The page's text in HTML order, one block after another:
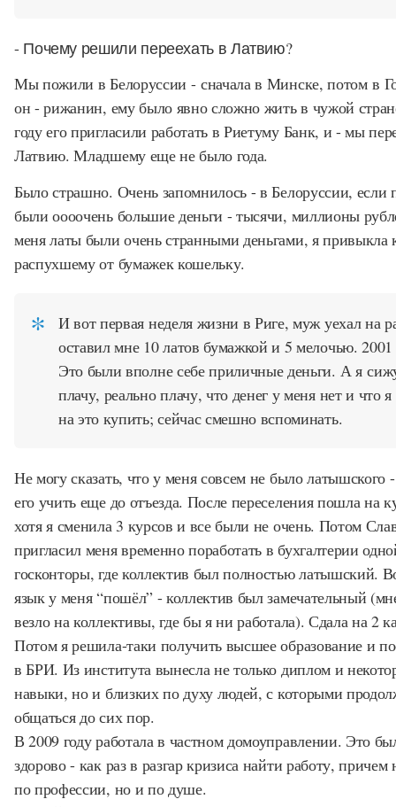
- Почему решили переехать в Латвию?
Мы пожили в Белоруссии - сначала в Минске, потом в
он - рижанин, ему было явно сложно жить в чужой
году его пригласили работать в Риетуму Банк, и - мы
Латвию. Младшему еще не было года.
Было страшно. Очень запомнилось - в Белоруссии,
были оооочень большие деньги - тысячи, миллионы
меня латы были очень странными деньгами, я привыкла
распухшему от бумажек кошельку.
И вот первая неделя жизни в Риге, муж уехал на
оставил мне 10 латов бумажкой и 5 мелочью. 2001
Это были вполне себе приличные деньги. А я
плачу, реально плачу, что денег у меня нет и что
на это купить; сейчас смешно вспоминать.
Не могу сказать, что у меня совсем не было латышского
его учить еще до отъезда. После переселения пошла на
хотя я сменила 3 курсов и все были не очень. Потом
пригласил меня временно поработать в бухгалтерии
госконторы, где коллектив был полностью латышский.
язык у меня “пошёл” - коллектив был замечательный
везло на коллективы, где бы я ни работала). Сдала на 2
Потом я решила-таки получить высшее образование и
в БРИ. Из института вынесла не только диплом и
навыки, но и близких по духу людей, с которыми
общаться до сих пор.
В 2009 году работала в частном домоуправлении. Это
здорово - как раз в разгар кризиса найти работу, причем
по профессии, но и по душе.